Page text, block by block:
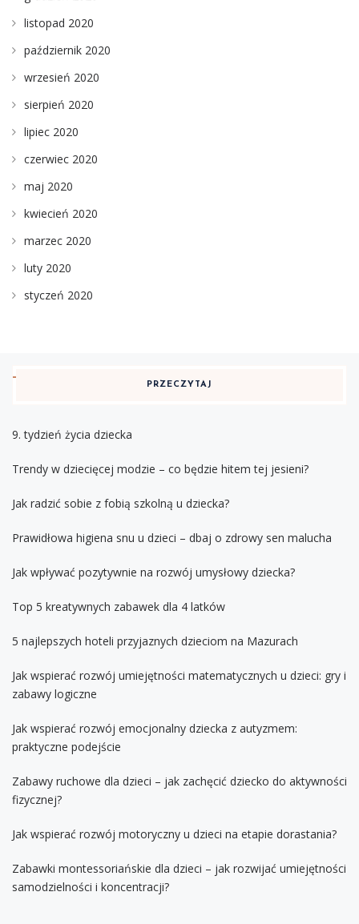
listopad 2020
październik 2020
wrzesień 2020
sierpień 2020
lipiec 2020
czerwiec 2020
maj 2020
kwiecień 2020
marzec 2020
luty 2020
styczeń 2020
PRZECZYTAJ
9. tydzień życia dziecka
Trendy w dziecięcej modzie – co będzie hitem tej jesieni?
Jak radzić sobie z fobią szkolną u dziecka?
Prawidłowa higiena snu u dzieci – dbaj o zdrowy sen malucha
Jak wpływać pozytywnie na rozwój umysłowy dziecka?
Top 5 kreatywnych zabawek dla 4 latków
5 najlepszych hoteli przyjaznych dzieciom na Mazurach
Jak wspierać rozwój umiejętności matematycznych u dzieci: gry i
zabawy logiczne
Jak wspierać rozwój emocjonalny dziecka z autyzmem:
praktyczne podejście
Zabawy ruchowe dla dzieci – jak zachęcić dziecko do aktywności
fizycznej?
Jak wspierać rozwój motoryczny u dzieci na etapie dorastania?
Zabawki montessoriańskie dla dzieci – jak rozwijać umiejętności
samodzielności i koncentracji?